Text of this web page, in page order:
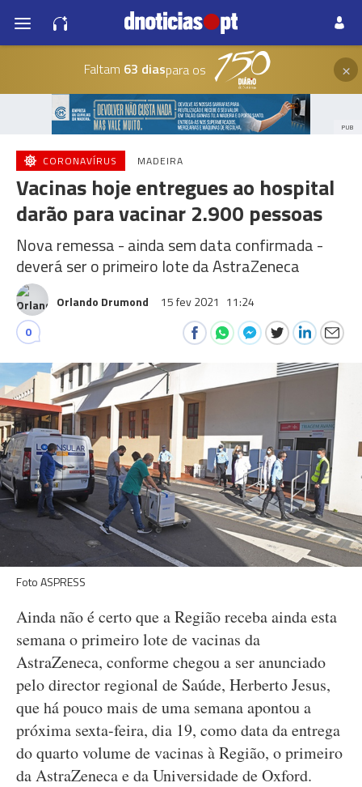
Faltam 63 diaspara os ×
PUB
CORONAVÍRUS MADEIRA
Vacinas hoje entregues ao hospital
darão para vacinar 2.900 pessoas
Nova remessa - ainda sem data confirmada -
deverá ser o primeiro lote da AstraZeneca
Orlando Drumond 15 fev 2021 11:24
0
Foto ASPRESS
Ainda não é certo que a Região receba ainda esta
semana o primeiro lote de vacinas da
AstraZeneca, conforme chegou a ser anunciado
pelo director regional de Saúde, Herberto Jesus,
que há pouco mais de uma semana apontou a
próxima sexta-feira, dia 19, como data da entrega
do quarto volume de vacinas à Região, o primeiro
da AstraZeneca e da Universidade de Oxford.